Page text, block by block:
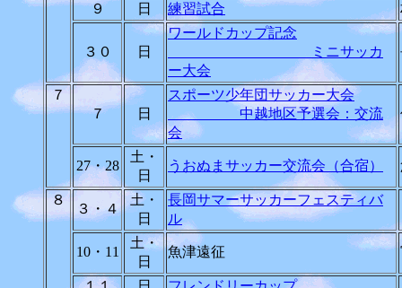
９
日 練習試合
３０ 日
ワールドカップ記念
ミニサッカ
ー大会
７
７
日
スポーツ少年団サッカー大会
中越地区予選会：交流
会
27・28
土・
日
うおぬまサッカー交流会（合宿）
８
３・４
土・
日
長岡サマーサッカーフェスティバ
ル
10・11
土・
日
魚津遠征